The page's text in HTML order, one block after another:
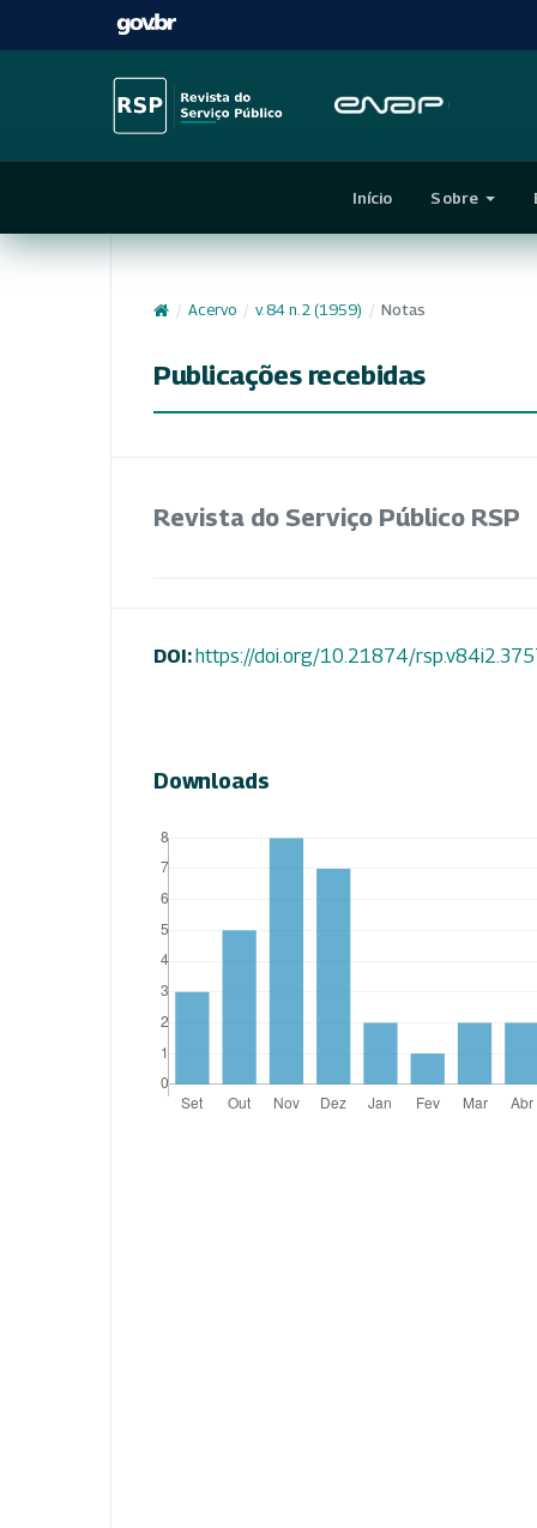
Início Sobre
/ Acervo / v. 84 n. 2 (1959) / Notas
Publicações recebidas
Revista do Serviço Público RSP
DOI:https://doi.org/10.21874/
Downloads